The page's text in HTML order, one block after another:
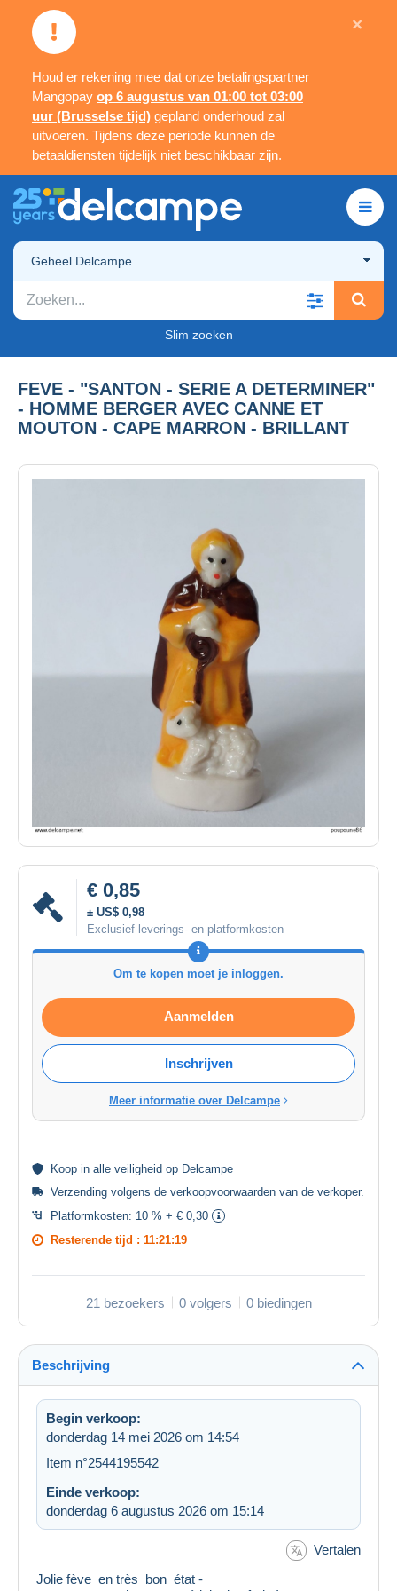
Houd er rekening mee dat onze betalingspartner
Mangopay op 6 augustus van 01:00 tot 03:00
uur (Brusselse tijd) gepland onderhoud zal
uitvoeren. Tijdens deze periode kunnen de
betaaldiensten tijdelijk niet beschikbaar zijn.
×
Geheel Delcampe
Slim zoeken
FEVE - "SANTON - SERIE A DETERMINER"
- HOMME BERGER AVEC CANNE ET
MOUTON - CAPE MARRON - BRILLANT
€ 0,85
± US$ 0,98
Exclusief leverings- en platformkosten
Om te kopen moet je inloggen.
Aanmelden
Inschrijven
Meer informatie over Delcampe
Koop in alle veiligheid op Delcampe
Verzending volgens de verkoopvoorwaarden van de verkoper.
Platformkosten: 10 % + € 0,30
Resterende tijd : 11:21:18
21 bezoekers 0 volgers 0 biedingen
Beschrijving
Begin verkoop:
donderdag 14 mei 2026 om 14:54
Item n°2544195542
Einde verkoop:
donderdag 6 augustus 2026 om 15:14
Vertalen
Jolie fève en très bon état -